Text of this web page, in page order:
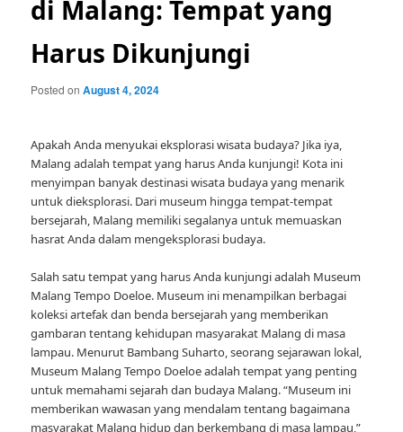
di Malang: Tempat yang
Harus Dikunjungi
Posted onAugust 4, 2024
Apakah Anda menyukai eksplorasi wisata budaya? Jika iya,
Malang adalah tempat yang harus Anda kunjungi! Kota ini
menyimpan banyak destinasi wisata budaya yang menarik
untuk dieksplorasi. Dari museum hingga tempat-tempat
bersejarah, Malang memiliki segalanya untuk memuaskan
hasrat Anda dalam mengeksplorasi budaya.
Salah satu tempat yang harus Anda kunjungi adalah Museum
Malang Tempo Doeloe. Museum ini menampilkan berbagai
koleksi artefak dan benda bersejarah yang memberikan
gambaran tentang kehidupan masyarakat Malang di masa
lampau. Menurut Bambang Suharto, seorang sejarawan lokal,
Museum Malang Tempo Doeloe adalah tempat yang penting
untuk memahami sejarah dan budaya Malang. “Museum ini
memberikan wawasan yang mendalam tentang bagaimana
masyarakat Malang hidup dan berkembang di masa lampau,”